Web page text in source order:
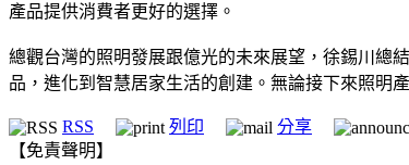
產品提供消費者更好的選擇。
總觀台灣的照明發展跟億光的未來展望，徐錫川總
品，進化到智慧居家生活的創建。無論接下來照明
RSS 列印 分享
【免責聲明】